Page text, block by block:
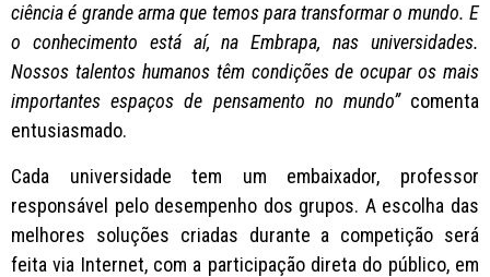
ciência é grande arma que temos para transformar o mundo. E
o conhecimento está aí, na Embrapa, nas universidades.
Nossos talentos humanos têm condições de ocupar os mais
importantes espaços de pensamento no mundo”comenta
entusiasmado.
Cada universidade tem um embaixador, professor
responsável pelo desempenho dos grupos. A escolha das
melhores soluções criadas durante a competição será
feita via Internet, com a participação direta do público, em